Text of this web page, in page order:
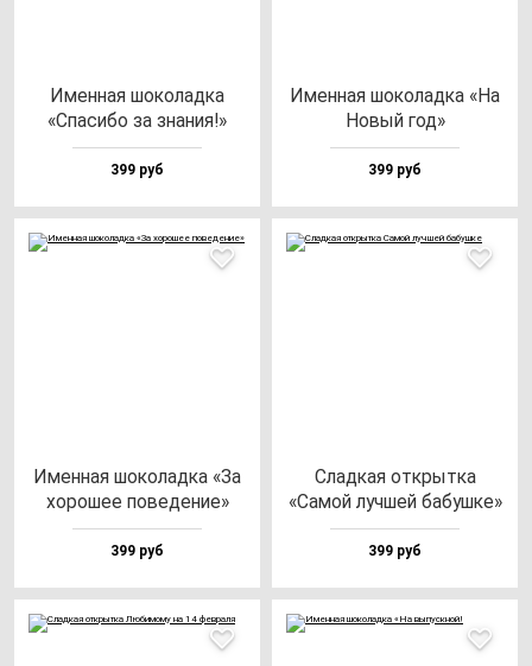
Имен­ная шо­ко­лад­ка
«Спа­си­бо за зна­ния!»
399 руб
Имен­ная шо­ко­лад­ка «На
Новый год»
399 руб
Имен­ная шо­ко­лад­ка «За
хо­ро­шее по­ве­де­ние»
399 руб
Слад­кая от­крыт­ка
«Самой луч­шей ба­буш­ке»
399 руб